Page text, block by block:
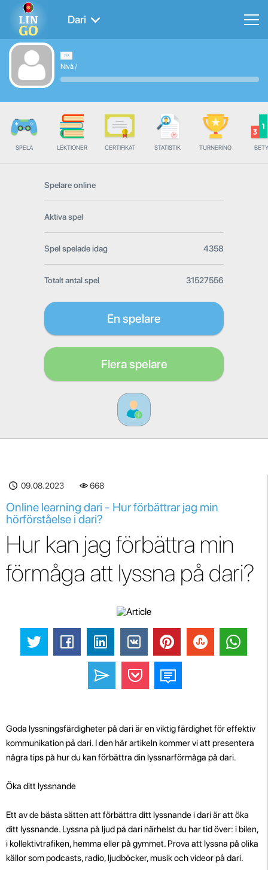
Dari
Nivå/
SPELA LEKTIONER CERTIFIKAT STATISTIK TURNERING
Spelare online
Aktiva spel
Spel spelade idag 4358
Totalt antal spel 31527556
En spelare
Flera spelare
09.08.2023 668
Online learning dari - Hur förbättrar jag min
hörförståelse i dari?
Hur kan jag förbättra min
förmåga att lyssna på dari?
Goda lyssningsfärdigheter på dari är en viktig färdighet för effektiv
kommunikation på dari. I den här artikeln kommer vi att presentera
några tips på hur du kan förbättra din lyssnarförmåga på dari.
Öka ditt lyssnande
Ett av de bästa sätten att förbättra ditt lyssnande i dari är att öka
ditt lyssnande. Lyssna på ljud på dari närhelst du har tid över: i bilen,
i kollektivtrafiken, hemma eller på gymmet. Prova att lyssna på olika
källor som podcasts, radio, ljudböcker, musik och videor på dari.